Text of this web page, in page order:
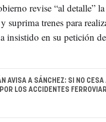
revise “al detalle”
suprima trenes para
insistido en su petición de
AVISA A SÁNCHEZ: SI NO
LOS ACCIDENTES